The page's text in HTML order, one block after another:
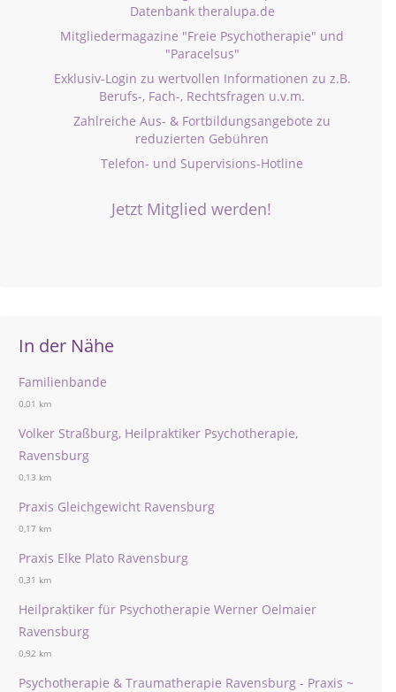
Datenbank theralupa.de
Mitgliedermagazine "Freie Psychotherapie" und
"Paracelsus"
Exklusiv-Login zu wertvollen Informationen zu z.B.
Berufs-, Fach-, Rechtsfragen u.v.m.
Zahlreiche Aus- & Fortbildungsangebote zu
reduzierten Gebühren
Telefon- und Supervisions-Hotline
Jetzt Mitglied werden!
In der Nähe
Familienbande
0,01 km
Volker Straßburg, Heilpraktiker Psychotherapie,
Ravensburg
0,13 km
Praxis Gleichgewicht Ravensburg
0,17 km
Praxis Elke Plato Ravensburg
0,31 km
Heilpraktiker für Psychotherapie Werner Oelmaier
Ravensburg
0,92 km
Psychotherapie & Traumatherapie Ravensburg - Praxis ~